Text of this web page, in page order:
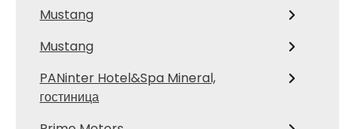
Mustang
Mustang
PANinter Hotel&Spa Mineral,
гостиница